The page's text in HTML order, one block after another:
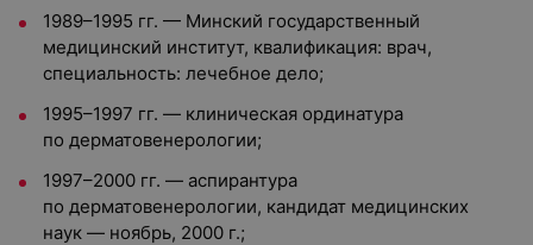
1989–1995 гг. — Минский государственный
медицинский институт, квалификация: врач,
специальность: лечебное дело;
1995–1997 гг. — клиническая ординатура
по дерматовенерологии;
1997–2000 гг. — аспирантура
по дерматовенерологии, кандидат медицинских
наук — ноябрь, 2000 г.;